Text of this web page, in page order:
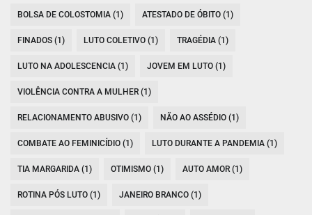
BOLSA DE COLOSTOMIA (1) ATESTADO DE ÓBITO (1)
FINADOS (1) LUTO COLETIVO (1) TRAGÉDIA (1)
LUTO NA ADOLESCENCIA (1) JOVEM EM LUTO (1)
VIOLÊNCIA CONTRA A MULHER (1)
RELACIONAMENTO ABUSIVO (1) NÃO AO ASSÉDIO (1)
COMBATE AO FEMINICÍDIO (1) LUTO DURANTE A PANDEMIA (1)
TIA MARGARIDA (1) OTIMISMO (1) AUTO AMOR (1)
ROTINA PÓS LUTO (1) JANEIRO BRANCO (1)